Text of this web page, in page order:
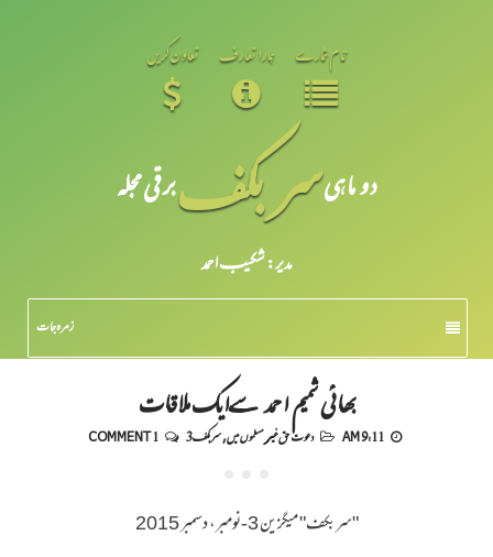
تمام شمارے ہمارا تعارف تعاون کریں
دو ماہیسر بکفبرقی مجلہ
مدیر: شکیبـ احمد
زمرہ جات
بھائی شمیم احمد سےایک ملاقات
9:11 AM دعوت حق غیر مسلموں میں,سربکف3 1 COMMENT
"سربکف" میگزین 3-نومبر، دسمبر 2015